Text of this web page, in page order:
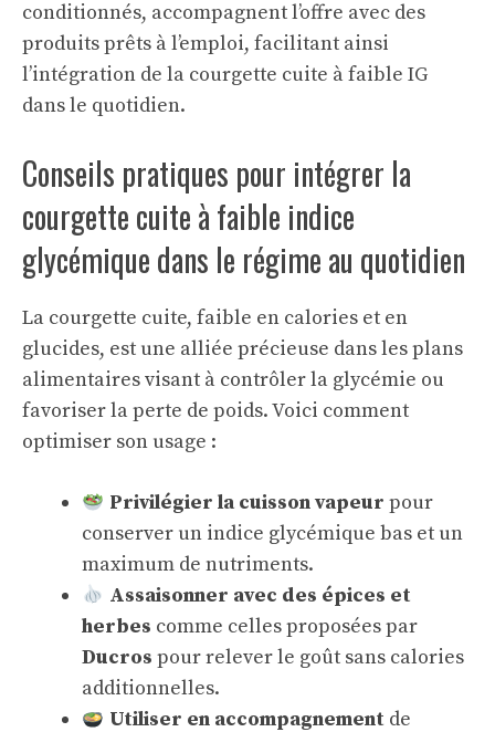
conditionnés, accompagnent l’offre avec des
produits prêts à l’emploi, facilitant ainsi
l’intégration de la courgette cuite à faible IG
dans le quotidien.
Conseils pratiques pour intégrer la
courgette cuite à faible indice
glycémique dans le régime au quotidien
La courgette cuite, faible en calories et en
glucides, est une alliée précieuse dans les plans
alimentaires visant à contrôler la glycémie ou
favoriser la perte de poids. Voici comment
optimiser son usage :
Privilégier la cuisson vapeur pour
conserver un indice glycémique bas et un
maximum de nutriments.
Assaisonner avec des épices et
herbes comme celles proposées par
Ducros pour relever le goût sans calories
additionnelles.
Utiliser en accompagnement de